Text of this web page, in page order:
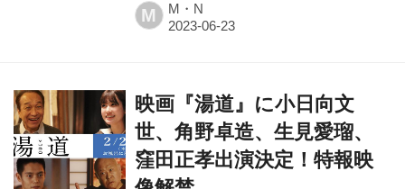
M M・N
映画『湯道』に小日向文
世、角野卓造、生見愛瑠、
窪田正孝出演決定！特報映